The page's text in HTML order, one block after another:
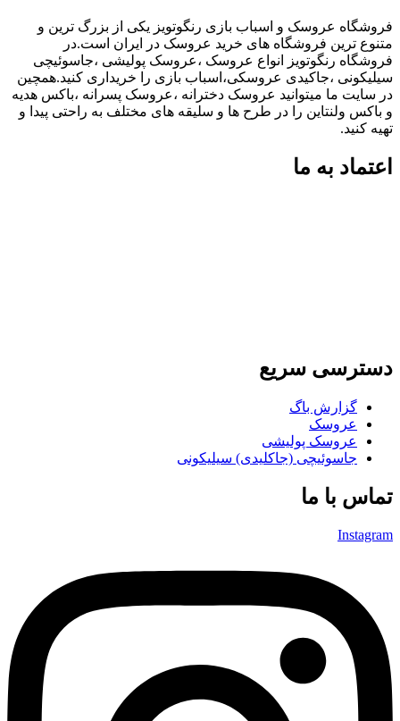
فروشگاه عروسک و اسباب بازی رنگوتویز یکی از بزرگ ترین و
متنوع ترین فروشگاه های خرید عروسک در ایران است.در
فروشگاه رنگوتویز انواع عروسک ،عروسک پولیشی ،جاسوئیچی
سیلیکونی ،جاکیدی عروسکی،اسباب بازی را خریداری کنید.همچین
در سایت ما میتوانید عروسک دخترانه ،عروسک پسرانه ،باکس هدیه
و باکس ولنتاین را در طرح ها و سلیقه های مختلف به راحتی پیدا و
تهیه کنید.
اعتماد به ما
دسترسی سریع
گزارش باگ
عروسک
عروسک پولیشی
جاسوئیچی (جاکلیدی) سیلیکونی
تماس با ما
Instagram